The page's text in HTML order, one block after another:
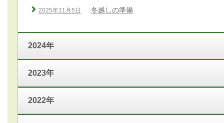
2025年11月5日 冬越しの準備
2024年
2023年
2022年